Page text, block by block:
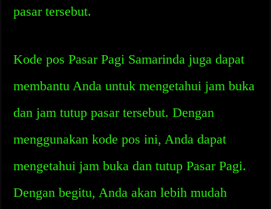
pasar tersebut.
Kode pos Pasar Pagi Samarinda juga dapat
membantu Anda untuk mengetahui jam buka
dan jam tutup pasar tersebut. Dengan
menggunakan kode pos ini, Anda dapat
mengetahui jam buka dan tutup Pasar Pagi.
Dengan begitu, Anda akan lebih mudah